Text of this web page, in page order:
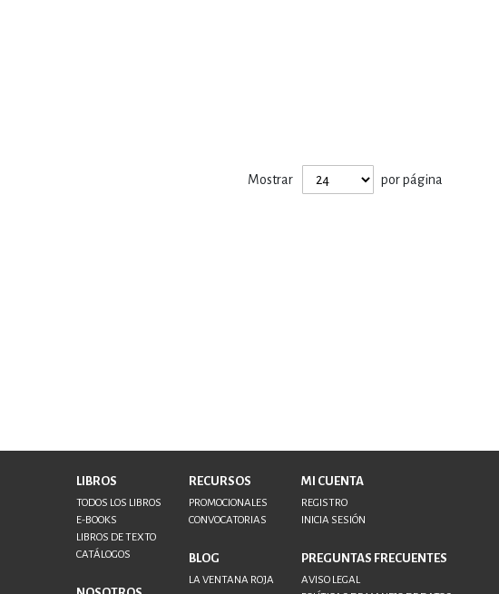
Mostrar por página
LIBROS
TODOS LOS LIBROS
E-BOOKS
LIBROS DE TEXTO
CATÁLOGOS
RECURSOS
PROMOCIONALES
CONVOCATORIAS
BLOG
LA VENTANA ROJA
MI CUENTA
REGISTRO
INICIA SESIÓN
PREGUNTAS FRECUENTES
AVISO LEGAL